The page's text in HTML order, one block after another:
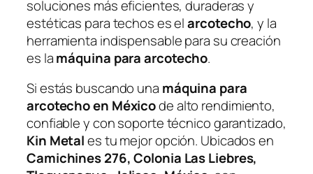
soluciones más eficientes, duraderas y
estéticas para techos es elarcotecho, y la
herramienta indispensable para su creación
es lamáquina para arcotecho.
Si estás buscando una máquina para
arcotecho en Méxicode alto rendimiento,
confiable y con soporte técnico garantizado,
Kin Metales tu mejor opción. Ubicados en
Camichines 276, Colonia Las Liebres,